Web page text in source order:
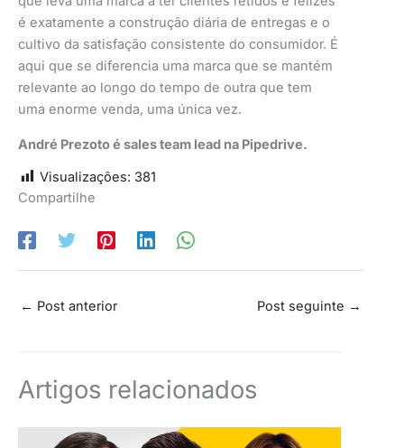
é exatamente a construção diária de entregas e o
cultivo da satisfação consistente do consumidor. É
aqui que se diferencia uma marca que se mantém
relevante ao longo do tempo de outra que tem
uma enorme venda, uma única vez.
André Prezoto é sales team lead na Pipedrive.
Visualizações: 381
Compartilhe
← Post anterior Post seguinte →
Artigos relacionados